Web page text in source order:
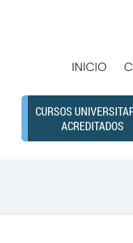
INICIO
CURSOS
ACREDITADOS